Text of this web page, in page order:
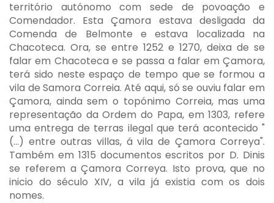
território autónomo com sede de povoação e
Comendador. Esta Çamora estava desligada da
Comenda de Belmonte e estava localizada na
Chacoteca. Ora, se entre 1252 e 1270, deixa de se
falar em Chacoteca e se passa a falar em Çamora,
terá sido neste espaço de tempo que se formou a
vila de Samora Correia. Até aqui, só se ouviu falar em
Çamora, ainda sem o topónimo Correia, mas uma
representação da Ordem do Papa, em 1303, refere
uma entrega de terras ilegal que terá acontecido "
(...) entre outras villas, á vila de Çamora Correya".
Também em 1315 documentos escritos por D. Dinis
se referem a Çamora Correya. Isto prova, que no
inicio do século XIV, a vila já existia com os dois
nomes.